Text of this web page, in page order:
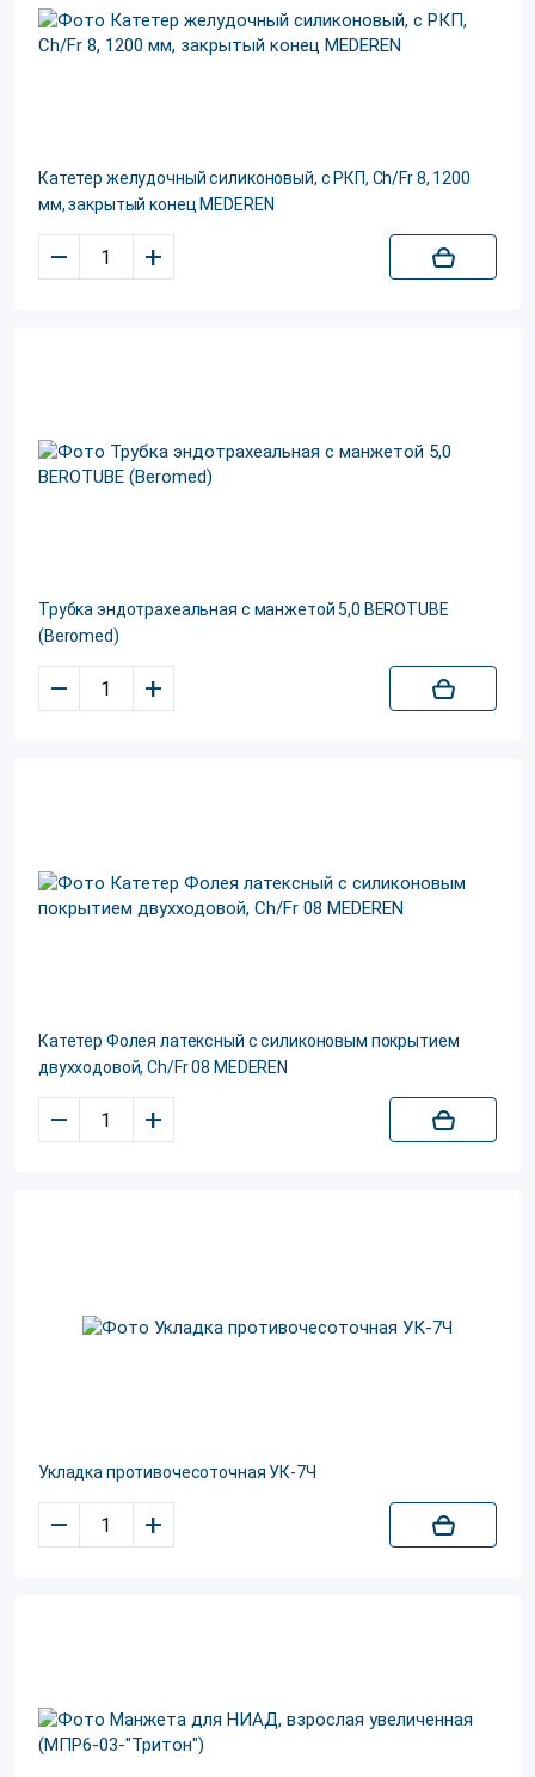
Катетер желудочный силиконовый, с РКП, Ch/Fr 8, 1200
мм, закрытый конец MEDEREN
– +
Трубка эндотрахеальная с манжетой 5,0 BEROTUBE
(Beromed)
– +
Катетер Фолея латексный с силиконовым покрытием
двухходовой, Ch/Fr 08 MEDEREN
– +
Укладка противочесоточная УК-7Ч
– +